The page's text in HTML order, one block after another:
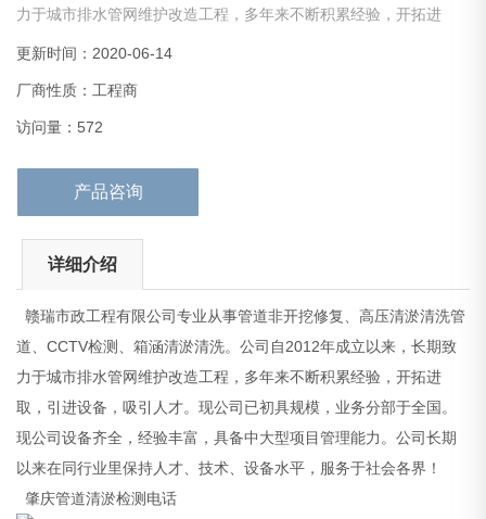
力于城市排水管网维护改造工程，多年来不断积累经验，开拓进
现公司设备齐全，经验丰富，具备中大型项目管理能力。公司长期
以来在同行业里保持人才、技术、设备水平，服务于社会各界！
肇庆管道清淤检测电话
更新时间：2020-06-14
厂商性质：工程商
访问量：572
产品咨询
详细介绍
赣瑞市政工程有限公司专业从事管道非开挖修复、高压清淤清洗管
道、CCTV检测、箱涵清淤清洗。公司自2012年成立以来，长期致
力于城市排水管网维护改造工程，多年来不断积累经验，开拓进
取，引进设备，吸引人才。现公司已初具规模，业务分部于全国。
现公司设备齐全，经验丰富，具备中大型项目管理能力。公司长期
以来在同行业里保持人才、技术、设备水平，服务于社会各界！
肇庆管道清淤检测电话